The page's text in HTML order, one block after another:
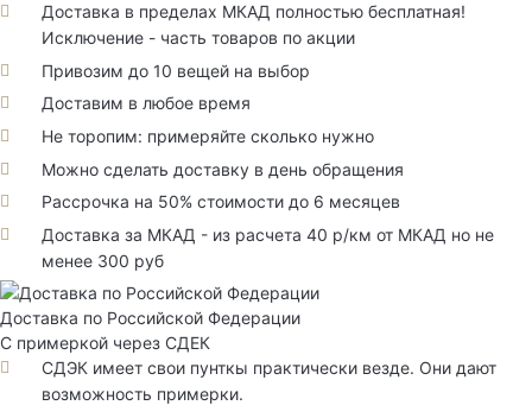
Доставка в пределах МКАД полностью бесплатная!
Исключение - часть товаров по акции
Привозим до 10 вещей на выбор
Доставим в любое время
Не торопим: примеряйте сколько нужно
Можно сделать доставку в день обращения
Рассрочка на 50% стоимости до 6 месяцев
Доставка за МКАД - из расчета 40 р/км от МКАД но не
менее 300 руб
Доставка по Российской Федерации
С примеркой через СДЕК
СДЭК имеет свои пунткы практически везде. Они дают
возможность примерки.